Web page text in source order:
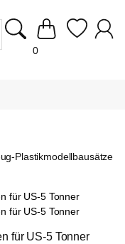
0
Plastikmodellbausätze
für US-5 Tonner